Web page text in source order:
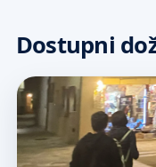
Dostupni